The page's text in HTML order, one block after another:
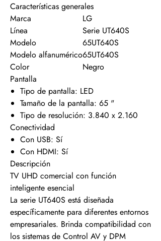
Características generales
Marca
LG
Línea
Serie UT640S
Modelo
65UT640S
Modelo alfanumérico65UT640S
Color
Negro
Pantalla
Tipo de pantalla: LED
Tamaño de la pantalla: 65 "
Tipo de resolución: 3.840 x 2.160
Conectividad
Con USB: Sí
Con HDMI: Sí
Descripción
TV UHD comercial con función
inteligente esencial
La serie UT640S está diseñada
específicamente para diferentes entornos
empresariales. Brinda compatibilidad con
los sistemas de Control AV y DPM